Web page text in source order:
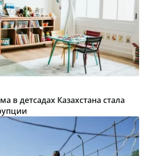
в детсадах Казахстана стала